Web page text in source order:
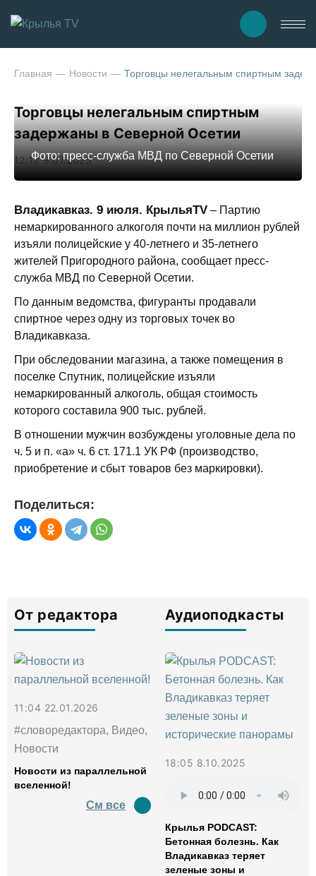
Главная Новости Торговцы нелегальным спиртным
Торговцы нелегальным спиртным
задержаны в Северной Осетии
12:17 9.07.2025
Фото: пресс-служба МВД по Северной Осетии
Владикавказ. 9 июля. КрыльяTV – Партию
немаркированного алкоголя почти на миллион рублей
изъяли полицейские у 40-летнего и 35-летнего
жителей Пригородного района, сообщает пресс-
служба МВД по Северной Осетии.
По данным ведомства, фигуранты продавали
спиртное через одну из торговых точек во
Владикавказа.
При обследовании магазина, а также помещения в
поселке Спутник, полицейские изъяли
немаркированный алкоголь, общая стоимость
которого составила 900 тыс. рублей.
В отношении мужчин возбуждены уголовные дела по
ч. 5 и п. «а» ч. 6 ст. 171.1 УК РФ (производство,
приобретение и сбыт товаров без маркировки).
Поделиться:
От редактора
11:04 22.01.2026
#словоредактора, Видео,
Новости
Новости из параллельной
вселенной!
См все
Аудиоподкасты
18:05 8.10.2025
Крылья PODCAST:
Бетонная болезнь. Как
Владикавказ теряет
зеленые зоны и